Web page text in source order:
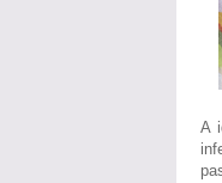
A